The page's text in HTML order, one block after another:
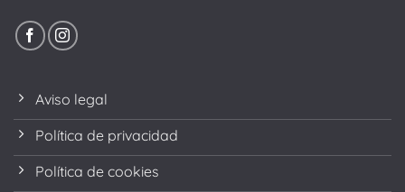
Aviso legal
Política de privacidad
Política de cookies